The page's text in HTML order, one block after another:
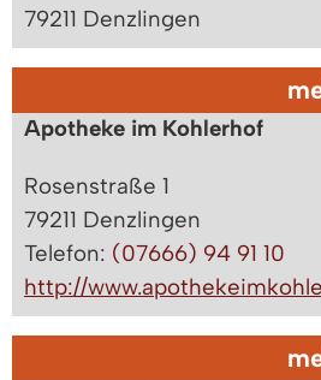
79211 Denzlingen
Apotheke im Kohlerhof
Rosenstraße 1
79211 Denzlingen
Telefon: (07666) 94 91 10
http://